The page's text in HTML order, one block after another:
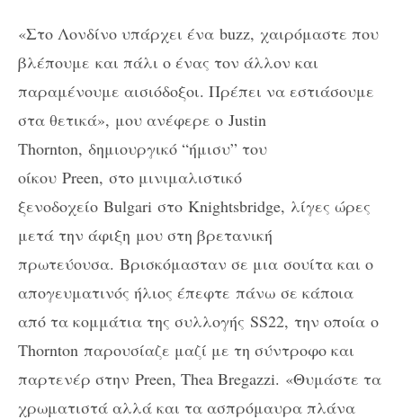
«Στο Λονδίνο υπάρχει ένα buzz, χαιρόμαστε που
βλέπουμε και πάλι ο ένας τον άλλον και
παραμένουμε αισιόδοξοι. Πρέπει να εστιάσουμε
στα θετικά», μου ανέφερε ο Justin
Thornton, δημιουργικό “ήμισυ” του
οίκου Preen, στο μινιμαλιστικό
ξενοδοχείο Bulgari στο Knightsbridge, λίγες ώρες
μετά την άφιξη μου στη βρετανική
πρωτεύουσα. Βρισκόμασταν σε μια σουίτα και ο
απογευματινός ήλιος έπεφτε πάνω σε κάποια
από τα κομμάτια της συλλογής SS22, την οποία o
Thornton παρουσίαζε μαζί με τη σύντροφο και
παρτενέρ στην Preen, Thea Bregazzi. «Θυμάστε τα
χρωματιστά αλλά και τα ασπρόμαυρα πλάνα